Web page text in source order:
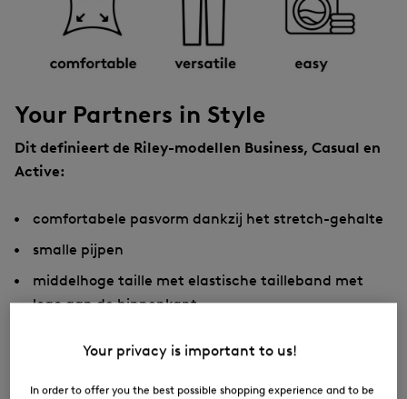
Your Partners in Style
Dit definieert de Riley-modellen Business, Casual en
Active:
comfortabele pasvorm dankzij het stretch-gehalte
smalle pijpen
middelhoge taille met elastische tailleband met
logo aan de binnenkant
verstelbaar tunnelkanaal met modeltypische
koorden
Your privacy is important to us!
In order to offer you the best possible shopping experience and to be